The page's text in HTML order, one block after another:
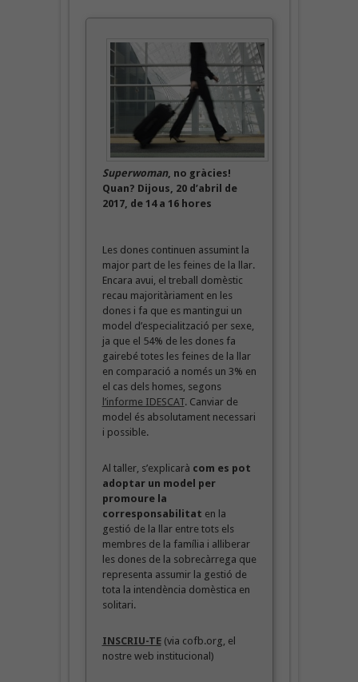
Superwoman, no gràcies!
Quan? Dijous, 20 d’abril de
2017, de 14 a 16 hores
Les dones continuen assumint la
major part de les feines de la llar.
Encara avui, el treball domèstic
recau majoritàriament en les
dones i fa que es mantingui un
model d’especialització per sexe,
ja que el 54% de les dones fa
gairebé totes les feines de la llar
en comparació a només un 3% en
el cas dels homes, segons
l’informe IDESCAT. Canviar de
model és absolutament necessari
i possible.
Al taller, s’explicarà com es pot
adoptar un model per
promoure la
corresponsabilitat en la
gestió de la llar entre tots els
membres de la família i alliberar
les dones de la sobrecàrrega que
representa assumir la gestió de
tota la intendència domèstica en
solitari.
INSCRIU-TE(via cofb.org, el
nostre web institucional)